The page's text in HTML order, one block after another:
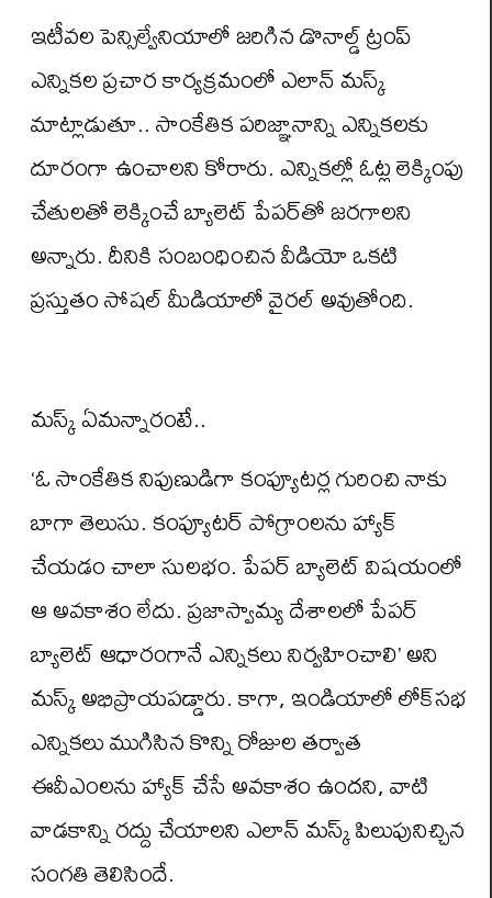
ఇటీవల పెన్సిల్వేనియాలో జరిగిన డొనాల్డ్ ట్రంప్
ఎన్నికల ప్రచార కార్యక్రమంలో ఎలాన్ మస్క్
మాట్లాడుతూ.. సాంకేతిక పరిజ్ఞానాన్ని ఎన్నికలకు
దూరంగా ఉంచాలని కోరారు. ఎన్నికల్లో ఓట్ల లెక్కింపు
చేతులతో లెక్కించే బ్యాలెట్ పేపర్‌తో జరగాలని
అన్నారు. దీనికి సంబంధించిన వీడియో ఒకటి
ప్రస్తుతం సోషల్ మీడియాలో వైరల్ అవుతోంది.
మస్క్ ఏమన్నారంటే..
‘ఓ సాంకేతిక నిపుణుడిగా కంప్యూటర్ల గురించి నాకు
బాగా తెలుసు. కంప్యూటర్ పోగ్రాంలను హ్యాక్
చేయడం చాలా సులభం. పేపర్ బ్యాలెట్ విషయంలో
ఆ అవకాశం లేదు. ప్రజాస్వామ్య దేశాలలో పేపర్
బ్యాలెట్ ఆధారంగానే ఎన్నికలు నిర్వహించాలి’ అని
మస్క్ అభిప్రాయపడ్డారు. కాగా, ఇండియాలో లోక్‌సభ
ఎన్నికలు ముగిసిన కొన్ని రోజుల తర్వాత
ఈవీఎంలను హ్యాక్ చేసే అవకాశం ఉందని, వాటి
వాడకాన్ని రద్దు చేయాలని ఎలాన్ మస్క్ పిలుపునిచ్చిన
సంగతి తెలిసిందే.